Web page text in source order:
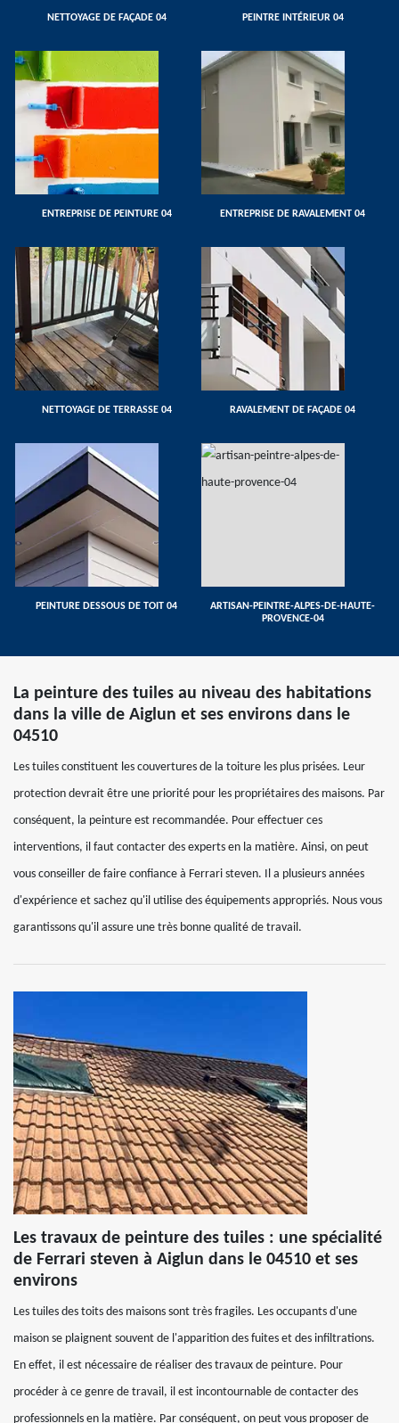
NETTOYAGE DE FAÇADE 04 PEINTRE INTÉRIEUR 04
ENTREPRISE DE PEINTURE 04 ENTREPRISE DE RAVALEMENT 04
NETTOYAGE DE TERRASSE 04 RAVALEMENT DE FAÇADE 04
PEINTURE DESSOUS DE TOIT 04
ARTISAN-PEINTRE-ALPES-DE-HAUTE-
PROVENCE-04
La peinture des tuiles au niveau des habitations
dans la ville de Aiglun et ses environs dans le
04510
Les tuiles constituent les couvertures de la toiture les plus prisées. Leur
protection devrait être une priorité pour les propriétaires des maisons. Par
conséquent, la peinture est recommandée. Pour effectuer ces
interventions, il faut contacter des experts en la matière. Ainsi, on peut
vous conseiller de faire confiance à Ferrari steven. Il a plusieurs années
d'expérience et sachez qu'il utilise des équipements appropriés. Nous vous
garantissons qu'il assure une très bonne qualité de travail.
Les travaux de peinture des tuiles : une spécialité
de Ferrari steven à Aiglun dans le 04510 et ses
environs
Les tuiles des toits des maisons sont très fragiles. Les occupants d'une
maison se plaignent souvent de l'apparition des fuites et des infiltrations.
En effet, il est nécessaire de réaliser des travaux de peinture. Pour
procéder à ce genre de travail, il est incontournable de contacter des
professionnels en la matière. Par conséquent, on peut vous proposer de